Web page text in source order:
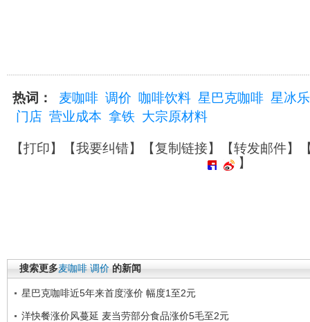
热词： 麦咖啡 调价 咖啡饮料 星巴克咖啡 星冰乐
门店 营业成本 拿铁 大宗原材料
【打印】【我要纠错】【复制链接】【转发邮件】
】
搜索更多麦咖啡 调价 的新闻
星巴克咖啡近5年来首度涨价 幅度1至2元
洋快餐涨价风蔓延 麦当劳部分食品涨价5毛至2元